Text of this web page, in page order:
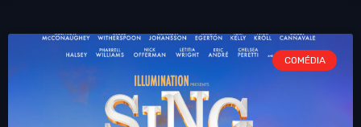
COMÉDIA